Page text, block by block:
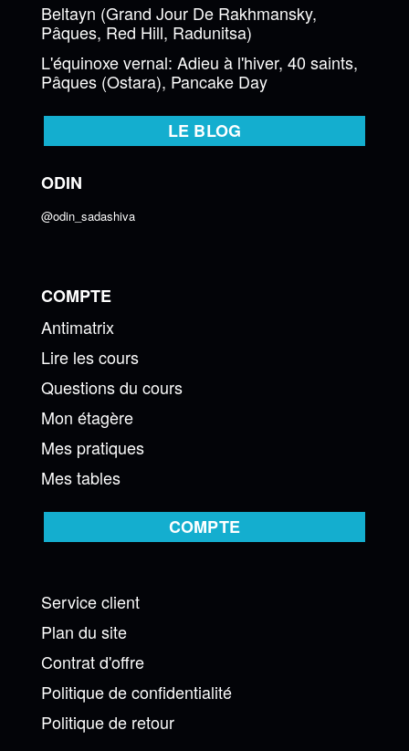
Beltayn (Grand Jour De Rakhmansky,
Pâques, Red Hill, Radunitsa)
L'équinoxe vernal: Adieu à l'hiver, 40 saints,
Pâques (Ostara), Pancake Day
LE BLOG
ODIN
@odin_sadashiva
COMPTE
Antimatrix
Lire les cours
Questions du cours
Mon étagère
Mes pratiques
Mes tables
COMPTE
Service client
Plan du site
Contrat d'offre
Politique de confidentialité
Politique de retour